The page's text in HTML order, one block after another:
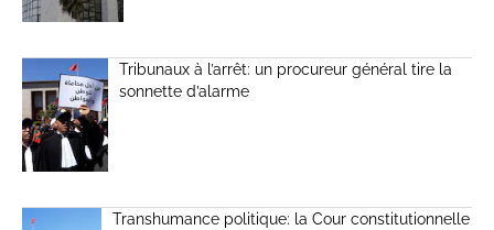
Tribunaux à l’arrêt: un procureur général tire la
sonnette d’alarme
Transhumance politique: la Cour constitutionnelle